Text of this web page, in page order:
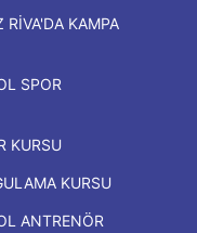
KAMPA
SPOR
KURSU
KURSU
ANTRENÖR